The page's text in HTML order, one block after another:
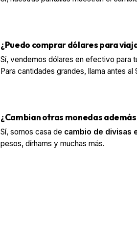
¿Puedo comprar dólares para
Sí, vendemos dólares en efectivo para
Para cantidades grandes, llama antes
¿Cambian otras monedas
Sí, somos casa de cambio de divisas
pesos, dírhams y muchas más.